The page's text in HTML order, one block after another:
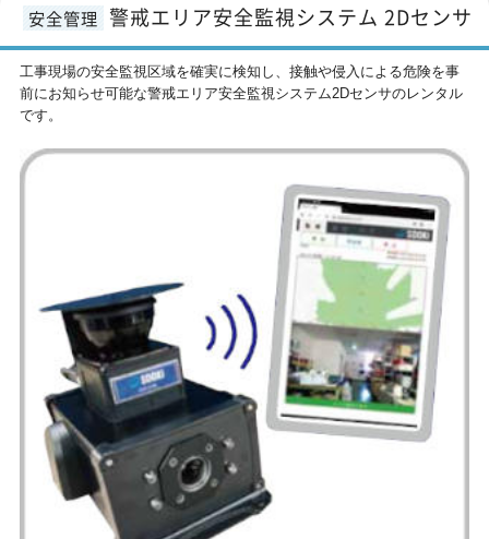
安全管理 警戒エリア安全監視システム 2Dセンサ
工事現場の安全監視区域を確実に検知し、接触や侵入による危険を事
前にお知らせ可能な警戒エリア安全監視システム2Dセンサのレンタル
です。